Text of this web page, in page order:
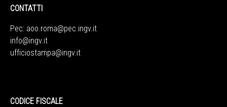
CONTATTI
Pec: aoo.roma@pec.ingv.it
info@ingv.it
ufficiostampa@ingv.it
CODICE FISCALE